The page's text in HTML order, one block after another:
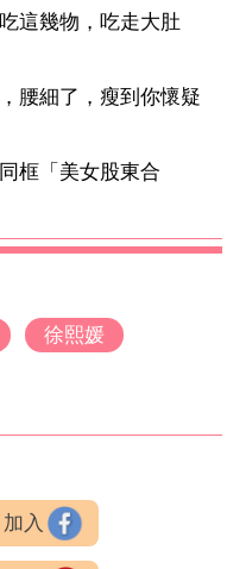
這幾物，吃走大肚
腰細了，瘦到你懷疑
框「美女股東合
徐熙媛
加入